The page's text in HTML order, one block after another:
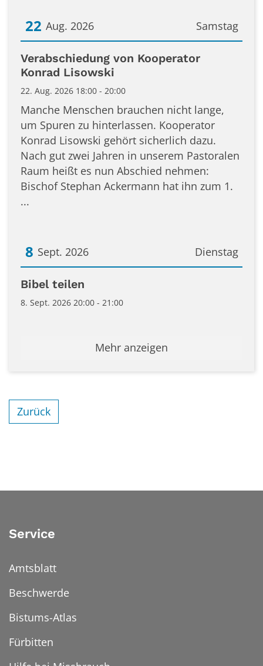
Samstag
22 Aug. 2026
Datum: 22. August 2026
Verabschiedung von Kooperator
Konrad Lisowski
22. Aug. 2026 18:00 - 20:00
Manche Menschen brauchen nicht lange,
um Spuren zu hinterlassen. Kooperator
Konrad Lisowski gehört sicherlich dazu.
Nach gut zwei Jahren in unserem Pastoralen
Raum heißt es nun Abschied nehmen:
Bischof Stephan Ackermann hat ihn zum 1.
...
Dienstag
8 Sept. 2026
Datum: 8. September 2026
Bibel teilen
8. Sept. 2026 20:00 - 21:00
Mehr anzeigen
Zurück
Service
Amtsblatt
Beschwerde
Bistums-Atlas
Fürbitten